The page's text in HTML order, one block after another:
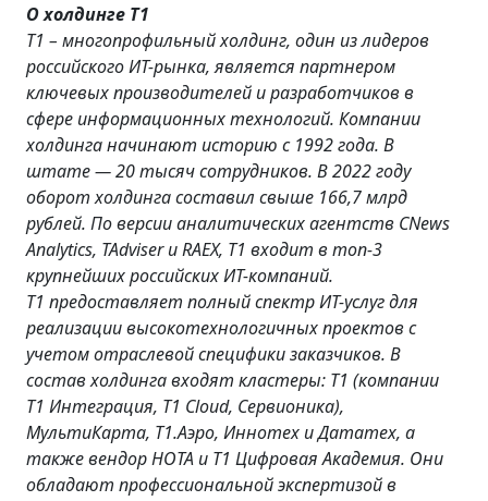
О холдинге Т1
Т1 – многопрофильный холдинг, один из лидеров
российского ИТ-рынка, является партнером
ключевых производителей и разработчиков в
сфере информационных технологий. Компании
холдинга начинают историю с 1992 года. В
штате — 20 тысяч сотрудников. В 2022 году
оборот холдинга составил свыше 166,7 млрд
рублей. По версии аналитических агентств CNews
Analytics, TAdviser и RAEX, Т1 входит в топ-3
крупнейших российских ИТ-компаний.
Т1 предоставляет полный спектр ИТ-услуг для
реализации высокотехнологичных проектов с
учетом отраслевой специфики заказчиков. В
состав холдинга входят кластеры: Т1 (компании
Т1 Интеграция, Т1 Cloud, Сервионика),
МультиКарта, Т1.Аэро, Иннотех и Дататех, а
также вендор НОТА и Т1 Цифровая Академия. Они
обладают профессиональной экспертизой в